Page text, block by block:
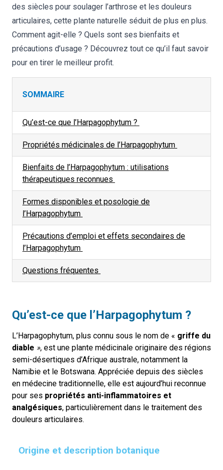
des siècles pour soulager l’arthrose et les douleurs
articulaires, cette plante naturelle séduit de plus en plus.
Comment agit-elle ? Quels sont ses bienfaits et
précautions d’usage ? Découvrez tout ce qu’il faut savoir
pour en tirer le meilleur profit.
SOMMAIRE
Qu’est-ce que l’Harpagophytum ?
Propriétés médicinales de l’Harpagophytum
Bienfaits de l’Harpagophytum : utilisations
thérapeutiques reconnues
Formes disponibles et posologie de
l’Harpagophytum
Précautions d’emploi et effets secondaires de
l’Harpagophytum
Questions fréquentes
Qu’est-ce que l’Harpagophytum ?
L’Harpagophytum, plus connu sous le nom de « griffe du
diable », est une plante médicinale originaire des régions
semi-désertiques d’Afrique australe, notamment la
Namibie et le Botswana. Appréciée depuis des siècles
en médecine traditionnelle, elle est aujourd’hui reconnue
pour ses propriétés anti-inflammatoires et
analgésiques, particulièrement dans le traitement des
douleurs articulaires.
Origine et description botanique